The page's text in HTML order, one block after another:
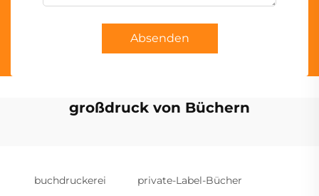
Absenden
großdruck von Büchern
buchdruckerei private-Label-Bücher